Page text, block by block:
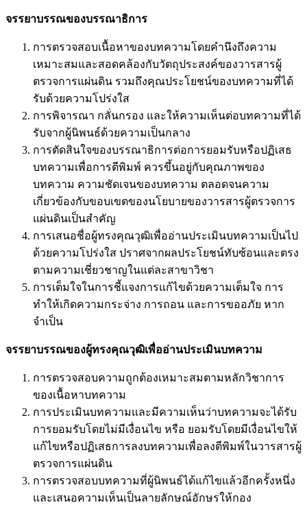
จรรยาบรรณของบรรณาธิการ
การตรวจสอบเนื้อหาของบทความโดยคำนึงถึงความ
เหมาะสมและสอดคล้องกับวัตถุประสงค์ของวารสารผู้
ตรวจการแผ่นดิน รวมถึงคุณประโยชน์ของบทความที่ได้
รับด้วยความโปร่งใส
การพิจารณา กลั่นกรอง และให้ความเห็นต่อบทความที่ได้
รับจากผู้นิพนธ์ด้วยความเป็นกลาง
การตัดสินใจของบรรณาธิการต่อการยอมรับหรือปฏิเสธ
บทความเพื่อการตีพิมพ์ ควรขึ้นอยู่กับคุณภาพของ
บทความ ความชัดเจนของบทความ ตลอดจนความ
เกี่ยวข้องกับขอบเขตของนโยบายของวารสารผู้ตรวจการ
แผ่นดินเป็นสำคัญ
การเสนอชื่อผู้ทรงคุณวุฒิเพื่ออ่านประเมินบทความเป็นไป
ด้วยความโปร่งใส ปราศจากผลประโยชน์ทับซ้อนและตรง
ตามความเชี่ยวชาญในแต่ละสาขาวิชา
การเต็มใจในการชี้แจงการแก้ไขด้วยความเต็มใจ การ
ทำให้เกิดความกระจ่าง การถอน และการขออภัย หาก
จำเป็น
จรรยาบรรณของผู้ทรงคุณวุฒิเพื่ออ่านประเมินบทความ
การตรวจสอบความถูกต้องเหมาะสมตามหลักวิชาการ
ของเนื้อหาบทความ
การประเมินบทความและมีความเห็นว่าบทความจะได้รับ
การยอมรับโดยไม่มีเงื่อนไข หรือ ยอมรับโดยมีเงื่อนไขให้
แก้ไขหรือปฏิเสธการลงบทความเพื่อลงตีพิมพ์ในวารสารผู้
ตรวจการแผ่นดิน
การตรวจสอบบทความที่ผู้นิพนธ์ได้แก้ไขแล้วอีกครั้งหนึ่ง
และเสนอความเห็นเป็นลายลักษณ์อักษรให้กอง